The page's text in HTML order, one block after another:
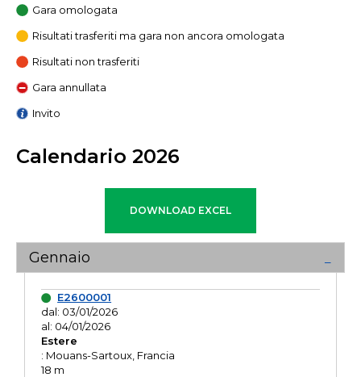
Gara omologata
Risultati trasferiti ma gara non ancora omologata
Risultati non trasferiti
Gara annullata
Invito
Calendario 2026
Gennaio
E2600001
dal: 03/01/2026
al: 04/01/2026
Estere
: Mouans-Sartoux, Francia
18 m